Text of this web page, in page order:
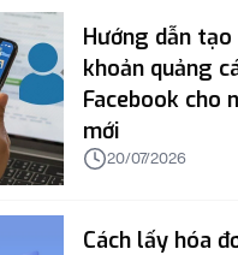
Hướng dẫn
khoản quảng
Facebook cho
mới
20/07/2026
Cách lấy hóa